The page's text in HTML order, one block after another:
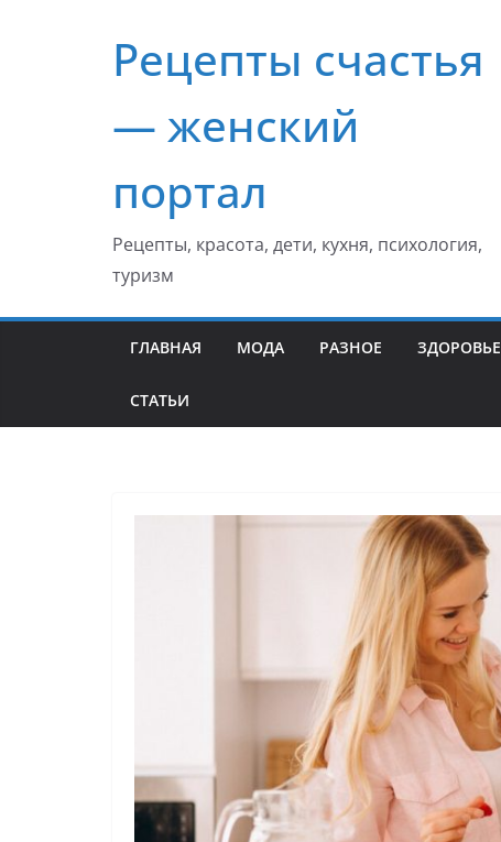
содержимомуРецепты счастья
— женский
портал
Рецепты, красота, дети, кухня, психология,
туризм
ГЛАВНАЯ МОДА РАЗНОЕ ЗДОРОВЬЕ
СТАТЬИ